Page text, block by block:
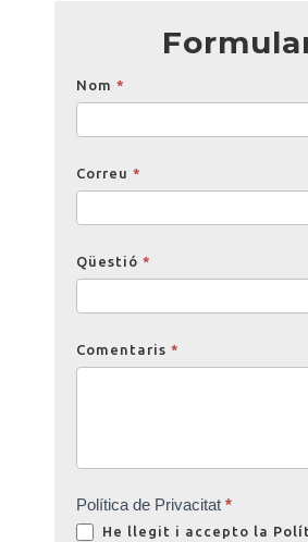
Opinions
Nom *
Correu *
Qüestió *
Comentaris *
Política de Privacitat *
He llegit i accepto la